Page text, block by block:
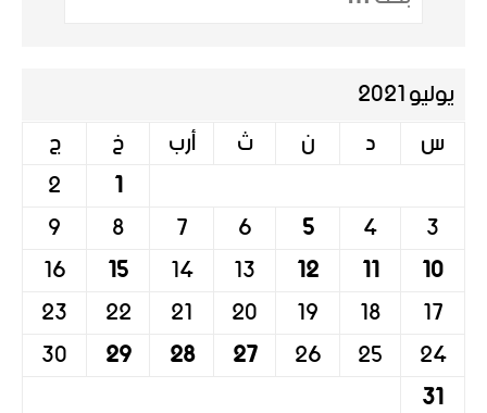
يوليو 2021
س
د ن ث أرب خ ج
1
2
3
4
5
6
7
8
9
10
11
12
13
14
15
16
17
18
19
20
21
22
23
24
25
26
27
28
29
30
31